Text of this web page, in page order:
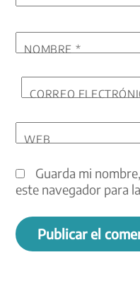
NOMBRE *
CORREO
WEB
Guarda mi
este navegador para